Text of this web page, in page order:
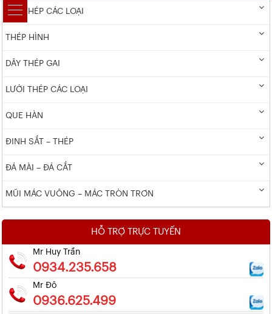
DÂY THÉP CÁC LOẠI
THÉP HÌNH
DÂY THÉP GAI
LƯỚI THÉP CÁC LOẠI
QUE HÀN
ĐINH SẮT – THÉP
ĐÁ MÀI – ĐÁ CẮT
MŨI MÁC VUÔNG – MÁC TRÒN TRƠN
HỖ TRỢ TRỰC TUYẾN
Mr Huy Trần
0934.235.658
Mr Đô
0936.625.499